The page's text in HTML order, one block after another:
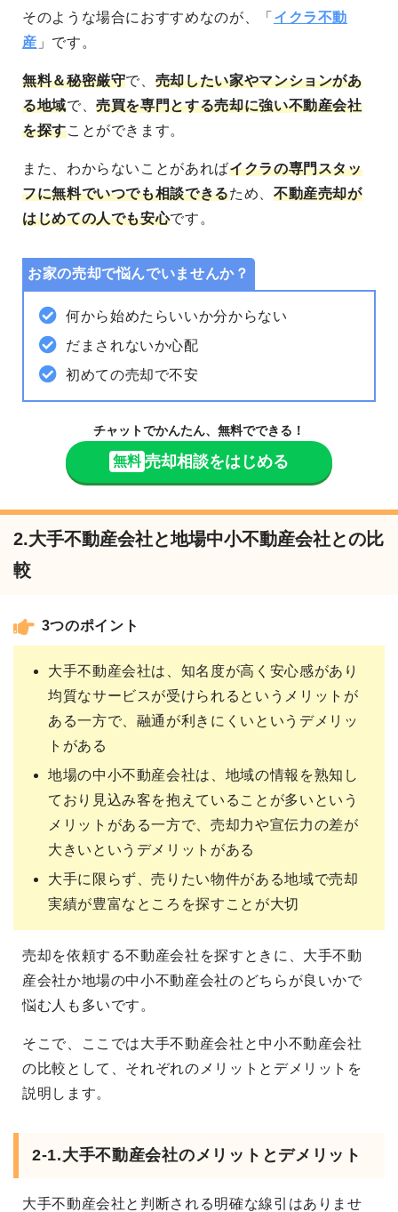
そのような場合におすすめなのが、「 イクラ不動
産 」です。
無料＆秘密厳守で、 売却したい家やマンションがあ
る地域で、売買を専門とする売却に強い不動産会社
を探すことができます。
また、わからないことがあればイクラの専門スタッ
フに無料でいつでも相談できるため、 不動産売却が
はじめての人でも安心です。
お家の売却で悩んでいませんか？
何から始めたらいいか分からない
だまされないか心配
初めての売却で不安
チャットでかんたん、無料でできる！
無料 売却相談をはじめる
2.大手不動産会社と地場中小不動産会社との比
較
3つのポイント
大手不動産会社は、知名度が高く安心感があり
均質なサービスが受けられるというメリットが
ある一方で、融通が利きにくいというデメリッ
トがある
地場の中小不動産会社は、地域の情報を熟知し
ており見込み客を抱えていることが多いという
メリットがある一方で、売却力や宣伝力の差が
大きいというデメリットがある
大手に限らず、売りたい物件がある地域で売却
実績が豊富なところを探すことが大切
売却を依頼する不動産会社を探すときに、大手不動
産会社か地場の中小不動産会社のどちらが良いかで
悩む人も多いです。
そこで、ここでは大手不動産会社と中小不動産会社
の比較として、それぞれのメリットとデメリットを
説明します。
2-1.大手不動産会社のメリットとデメリット
大手不動産会社と判断される明確な線引はありませ